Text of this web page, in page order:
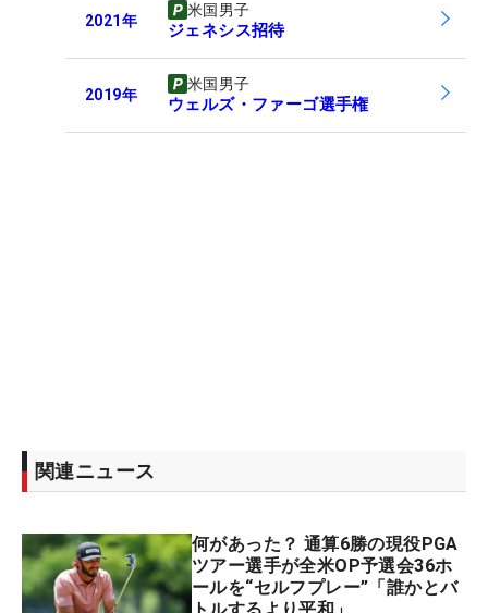
2021年
米国男子
ジェネシス招待
2019年
米国男子
ウェルズ・ファーゴ選手権
関連ニュース
何があった？ 通算6勝の現役PGA
ツアー選手が全米OP予選会36ホ
ールを“セルフプレー”「誰かとバ